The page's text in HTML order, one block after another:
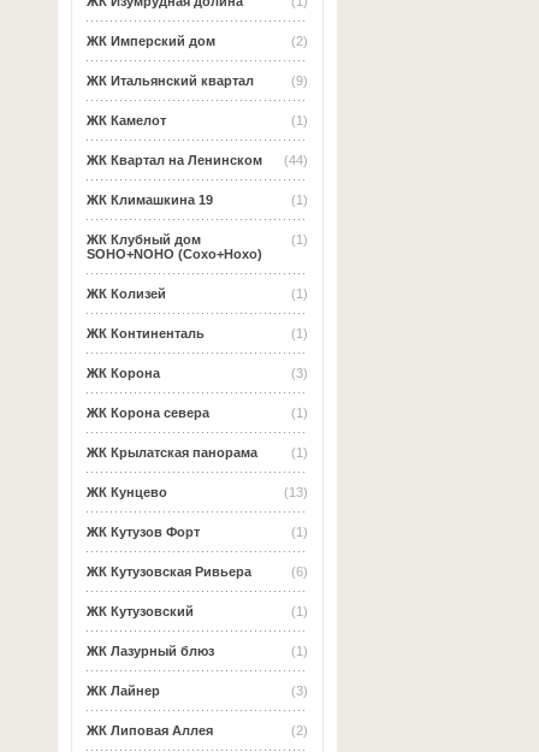
(2)
ЖК Имперский дом
(9)
ЖК Итальянский квартал
(1)
ЖК Камелот
(44)
ЖК Квартал на Ленинском
(1)
ЖК Климашкина 19
(1)
ЖК Клубный дом
SOHO+NOHO (Сохо+Нохо)
(1)
ЖК Колизей
(1)
ЖК Континенталь
(3)
ЖК Корона
(1)
ЖК Корона севера
(1)
ЖК Крылатская панорама
(13)
ЖК Кунцево
(1)
ЖК Кутузов Форт
(6)
ЖК Кутузовская Ривьера
(1)
ЖК Кутузовский
(1)
ЖК Лазурный блюз
(3)
ЖК Лайнер
(2)
ЖК Липовая Аллея